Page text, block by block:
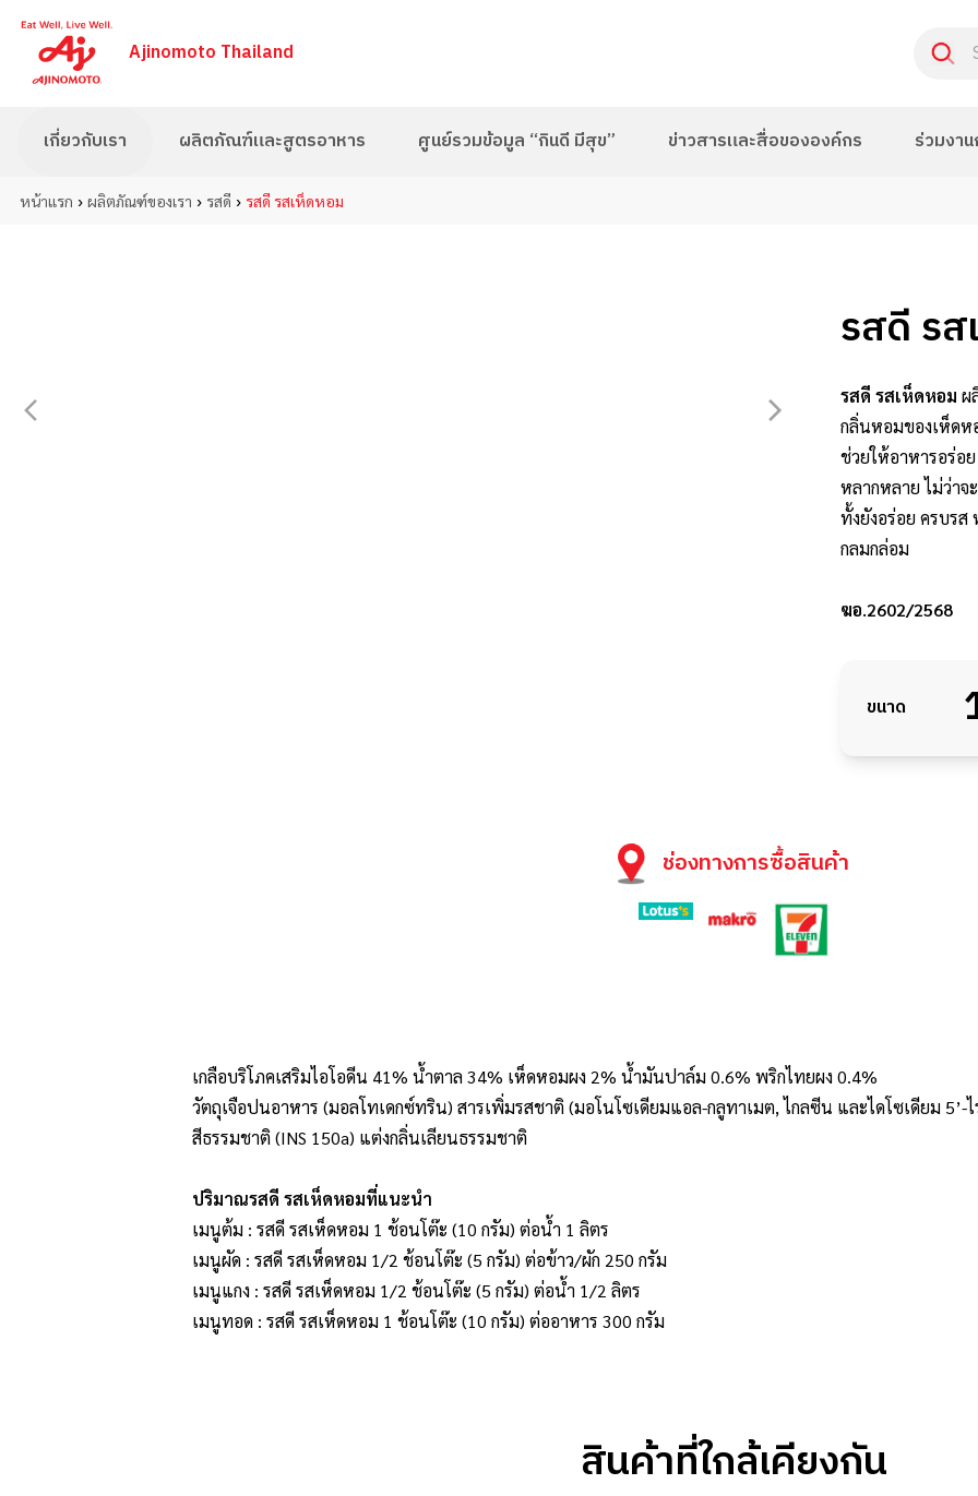
Ajinomoto Thailand
เกี่ยวกับเรา ผลิตภัณฑ์และสูตรอาหาร ศูนย์รวมข้อมูล “กินดี มีสุข” ข่าวสารและสื่อขององค์กร ร่วมงาน
หน้าแรก › ผลิตภัณฑ์ของเรา › รสดี › รสดี รสเห็ดหอม
รสดี ร
รสดี รสเห็ดหอม ผ
กลิ่นหอมของเห็ดห
ช่วยให้อาหารอร่อ
หลากหลาย ไม่ว่าจ
ทั้งยังอร่อย ครบรส
กลมกล่อม
ฆอ.2602/2568
ขนาด
ช่องทางการซื้อสินค้า
เกลือบริโภคเสริมไอโอดีน 41% น้ำตาล 34% เห็ดหอมผง 2% น้ำมันปาล์ม 0.6% พริกไทยผง 0.4%
วัตถุเจือปนอาหาร (มอลโทเดกซ์ทริน) สารเพิ่มรสชาติ (มอโนโซเดียมแอล-กลูทาเมต, ไกลซีน และไดโซเดียม 5’-
สีธรรมชาติ (INS 150a) แต่งกลิ่นเลียนธรรมชาติ
ปริมาณรสดี รสเห็ดหอมที่แนะนำ
เมนูต้ม : รสดี รสเห็ดหอม 1 ช้อนโต๊ะ (10 กรัม) ต่อน้ำ 1 ลิตร
เมนูผัด : รสดี รสเห็ดหอม 1/2 ช้อนโต๊ะ (5 กรัม) ต่อข้าว/ผัก 250 กรัม
เมนูแกง : รสดี รสเห็ดหอม 1/2 ช้อนโต๊ะ (5 กรัม) ต่อน้ำ 1/2 ลิตร
เมนูทอด : รสดี รสเห็ดหอม 1 ช้อนโต๊ะ (10 กรัม) ต่ออาหาร 300 กรัม
สินค้าที่ใกล้เคียงกัน